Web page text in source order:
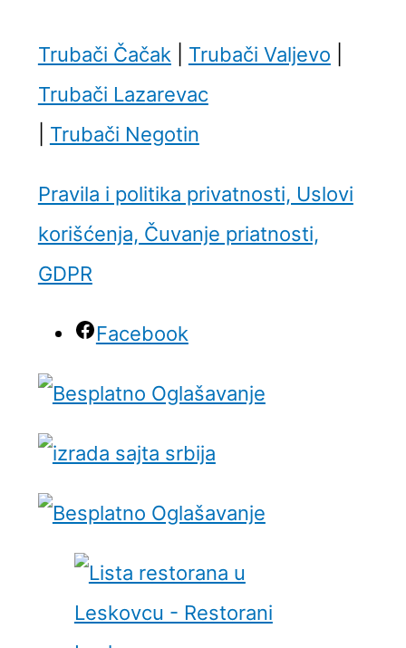
Trubači Čačak Trubači Valjevo
Trubači Lazarevac
Trubači Negotin
Pravila i politika privatnosti, Uslovi
korišćenja, Čuvanje priatnosti,
GDPR
Facebook